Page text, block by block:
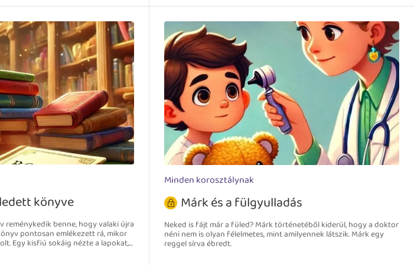
könyve
reménykedik benne, hogy valaki újra
pontosan emlékezett rá, mikor
Egy kisfiú sokáig nézte a lapokat,
Minden korosztálynak
Márk és a fülgyulladás
Neked is fájt már a füled? Márk történetéből kiderül, hogy a doktor
néni nem is olyan félelmetes, mint amilyennek látszik. Márk egy
reggel sírva ébredt.